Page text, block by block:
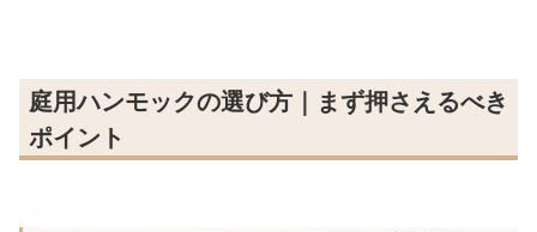
庭用ハンモックの選び方｜まず押さえるべき
ポイント